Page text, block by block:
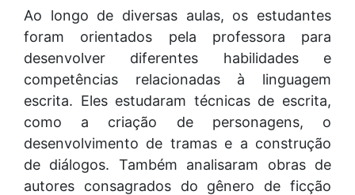
Ao longo de diversas aulas, os estudantes
foram orientados pela professora para
desenvolver diferentes habilidades e
competências relacionadas à linguagem
escrita. Eles estudaram técnicas de escrita,
como a criação de personagens, o
desenvolvimento de tramas e a construção
de diálogos. Também analisaram obras de
autores consagrados do gênero de ficção